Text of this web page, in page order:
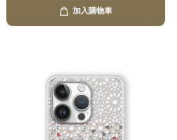
加入購物車